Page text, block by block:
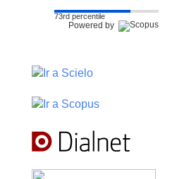
73rd percentile
Powered by